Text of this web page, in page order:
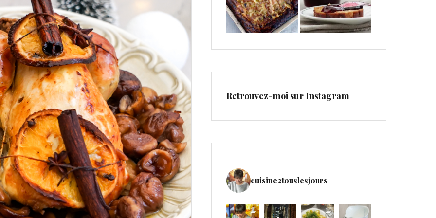
Retrouvez-moi sur Instagram
cuisine2touslesjours